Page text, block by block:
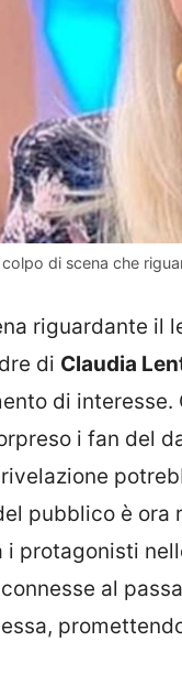
colpo di scena che
riguardante il
di Claudia
di
i fan del
pubblico è ora
i protagonisti
al